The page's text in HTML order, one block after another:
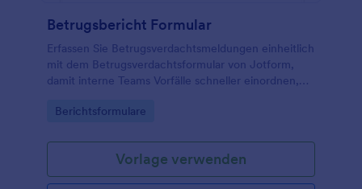
Betrugsbericht Formular
Erfassen Sie Betrugsverdachtsmeldungen einheitlich
mit dem Betrugsverdachtsformular von Jotform,
damit interne Teams Vorfälle schneller einordnen,
dokumentieren können.
Go to Category:
Berichtsformulare
Vorlage verwenden